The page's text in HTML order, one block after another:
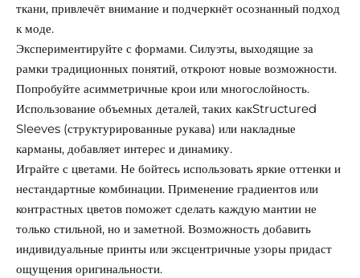
ткани, привлечёт внимание и подчеркнёт осознанный подход
к моде.
Экспериментируйте с формами. Силуэты, выходящие за
рамки традиционных понятий, откроют новые возможности.
Попробуйте асимметричные крои или многослойность.
Использование объемных деталей, таких какStructured
Sleeves (структурированные рукава) или накладные
карманы, добавляет интерес и динамику.
Играйте с цветами. Не бойтесь использовать яркие оттенки и
нестандартные комбинации. Применение градиентов или
контрастных цветов поможет сделать каждую мантии не
только стильной, но и заметной. Возможность добавить
индивидуальные принты или эксцентричные узоры придаст
ощущения оригинальности.